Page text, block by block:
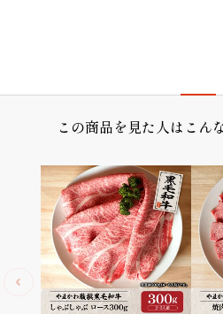
この商品を見た人はこん